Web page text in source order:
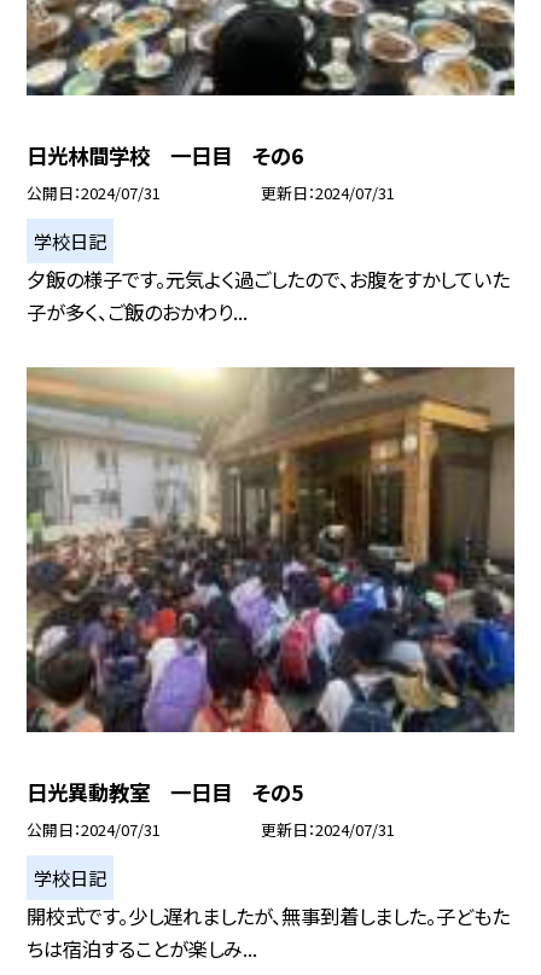
日光林間学校 一日目 その6
公開日 2024/07/31 更新日 2024/07/31
学校日記
夕飯の様子です。元気よく過ごしたので、お腹をすかしていた
子が多く、ご飯のおかわり...
日光異動教室 一日目 その5
公開日 2024/07/31 更新日 2024/07/31
学校日記
開校式です。少し遅れましたが、無事到着しました。子どもた
ちは宿泊することが楽しみ...